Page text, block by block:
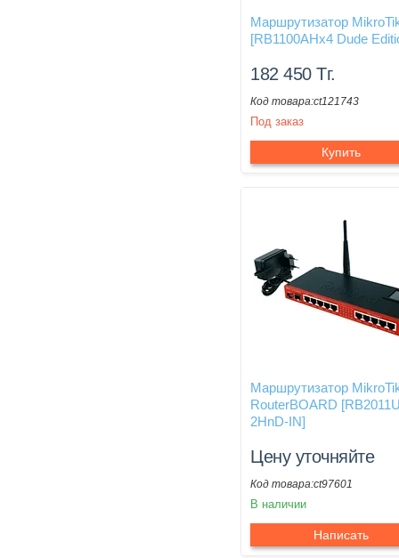
Маршрутизатор
[RB1100AHx4 Dude
182 450Тг.
ct121743
Под заказ
Купить
Маршрутизатор
RouterBOARD
2HnD-IN]
Цену уточняйте
ct97601
В наличии
Написать